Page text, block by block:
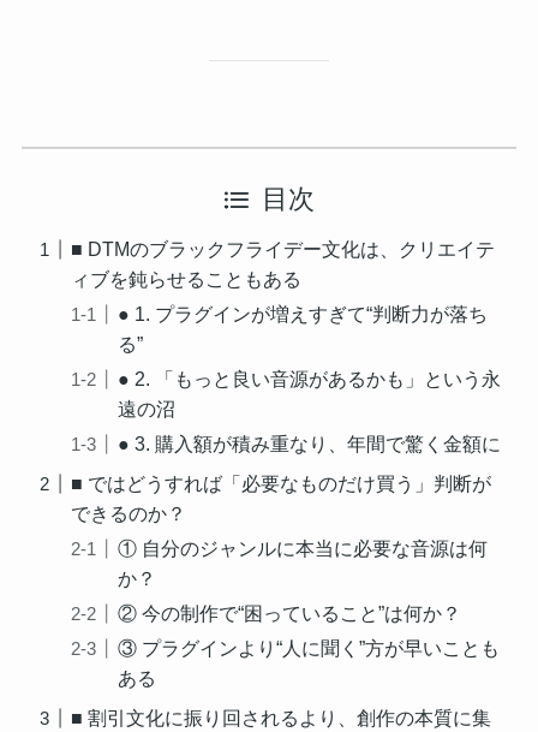
目次
■ DTMのブラックフライデー文化は、クリエイテ
ィブを鈍らせることもある
● 1. プラグインが増えすぎて“判断力が落ち
る”
● 2. 「もっと良い音源があるかも」という永
遠の沼
● 3. 購入額が積み重なり、年間で驚く金額に
■ ではどうすれば「必要なものだけ買う」判断が
できるのか？
① 自分のジャンルに本当に必要な音源は何
か？
② 今の制作で“困っていること”は何か？
③ プラグインより“人に聞く”方が早いことも
ある
■ 割引文化に振り回されるより、創作の本質に集